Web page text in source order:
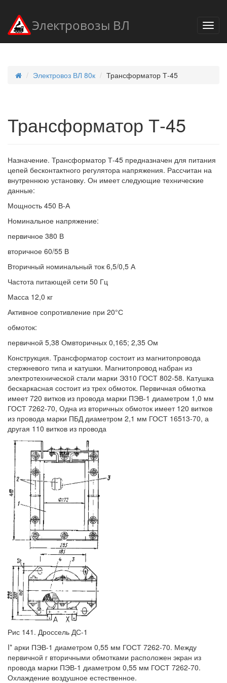
Электровозы ВЛ
Электровоз ВЛ 80к Трансформатор Т-45
Трансформатор Т-45
Назначение. Трансформатор Т-45 предназначен для питания
цепей бесконтактного регулятора напряжения. Рассчитан на
внутреннюю установку. Он имеет следующие технические
данные:
Мощность 450 В-А
Номинальное напряжение:
первичное 380 В
вторичное 60/55 В
Вторичный номинальный ток 6,5/0,5 А
Частота питающей сети 50 Гц
Масса 12,0 кг
Активное сопротивление при 20°С
обмоток:
первичной 5,38 Омвторичных 0,165; 2,35 Ом
Конструкция. Трансформатор состоит из магнитопровода
стержневого типа и катушки. Магнитопровод набран из
электротехнической стали марки Э310 ГОСТ 802-58. Катушка
бескаркасная состоит из трех обмоток. Первичная обмотка
имеет 720 витков из провода марки ПЭВ-1 диаметром 1,0 мм
ГОСТ 7262-70, Одна из вторичных обмоток имеет 120 витков
из провода марки ПБД диаметром 2,1 мм ГОСТ 16513-70, а
другая 110 витков из провода
Рис 141. Дроссель ДС-1
I* арки ПЭВ-1 диаметром 0,55 мм ГОСТ 7262-70. Между
первичной г вторичными обмотками расположен экран из
провода марки ПЭВ-1 диаметром 0,55 мм ГОСТ 7262-70.
Охлаждение воздушное естественное.